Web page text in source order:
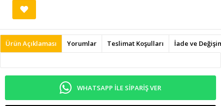
Ürün Açıklaması Yorumlar Teslimat Koşulları İade ve
WHATSAPP ILE SIPARIŞ VER